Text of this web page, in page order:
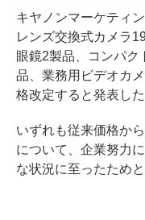
キヤノンマーケティ
レンズ交換式カメラ
眼鏡2製品、コンパク
品、業務用ビデオカ
格改定すると発表した
いずれも従来価格か
について、企業努力
な状況に至ったため